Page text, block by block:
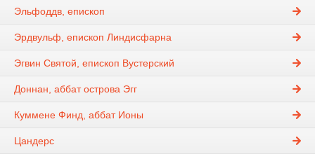
Эльфоддв, епископ
Эрдвульф, епископ Линдисфарна
Эгвин Святой, епископ Вустерский
Доннан, аббат острова Эгг
Куммене Финд, аббат Ионы
Цандерс